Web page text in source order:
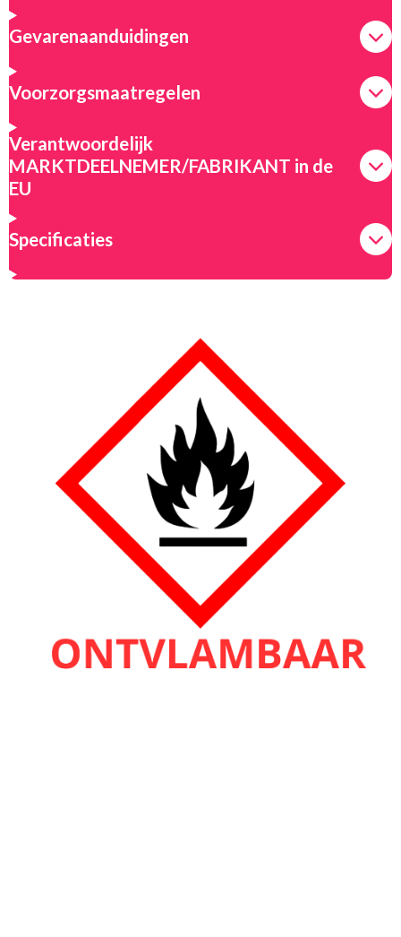
Gevarenaanduidingen
Voorzorgsmaatregelen
Verantwoordelijk
MARKTDEELNEMER/FABRIKANT in de
EU
Specificaties